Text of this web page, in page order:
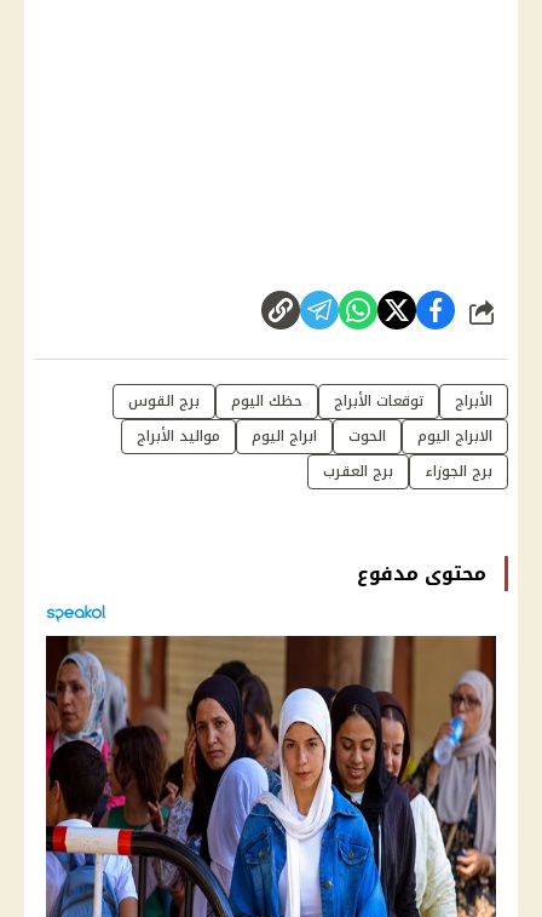
شارك
الأبراج توقعات الأبراج حظك اليوم
برج القوس
الابراج اليوم
الحوت ابراج اليوم
مواليد الأبراج
برج الجوزاء
برج العقرب
محتوى مدفوع